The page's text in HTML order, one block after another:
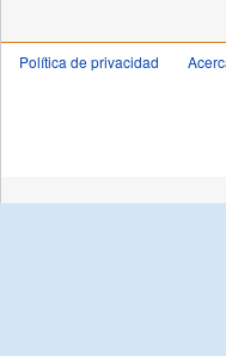
Política de privacidad